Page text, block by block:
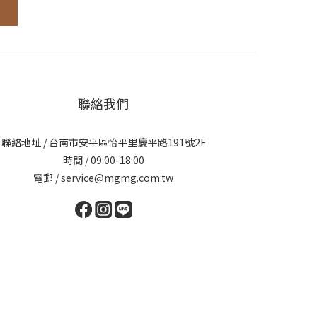
聯絡我們
聯絡地址 / 台南市安平區怡平里慶平路191號2F
時間 / 09:00-18:00
電郵 / service@mgmg.com.tw